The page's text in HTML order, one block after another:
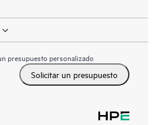
presupuesto personalizado
Solicitar un presupuesto